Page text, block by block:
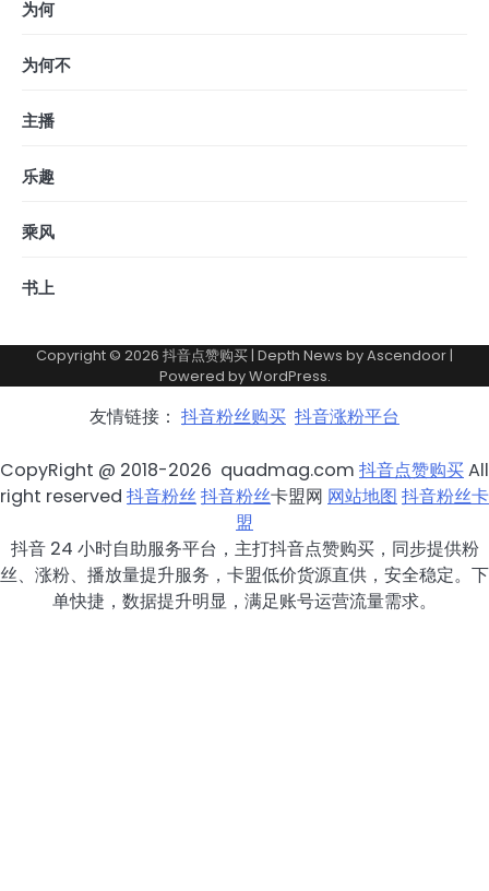
为何
为何不
主播
乐趣
乘风
书上
Copyright © 2026 抖音点赞购买 | Depth News byAscendoor |
Powered byWordPress.
友情链接： 抖音粉丝购买 抖音涨粉平台
CopyRight @ 2018-2026 quadmag.com 抖音点赞购买All
right reserved 抖音粉丝 抖音粉丝卡盟网 网站地图 抖音粉丝卡
盟
抖音 24 小时自助服务平台，主打抖音点赞购买，同步提供粉
丝、涨粉、播放量提升服务，卡盟低价货源直供，安全稳定。下
单快捷，数据提升明显，满足账号运营流量需求。